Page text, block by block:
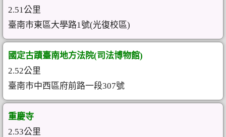
2.51公里
臺南市東區大學路1號(光復校區)
國定古蹟臺南地方法院(司法博物館)
2.52公里
臺南市中西區府前路一段307號
重慶寺
2.53公里